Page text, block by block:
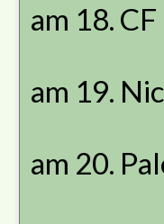
am 18.
am 19.
am 20.